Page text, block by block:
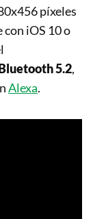
píxeles
iOS 10 o
5.2,
Alexa.